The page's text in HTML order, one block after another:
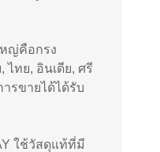
หญ่คือกรง
ทย, อินเดีย, ศรี
รขายได้ได้รับ
ใช้วัสดุแท้ที่มี